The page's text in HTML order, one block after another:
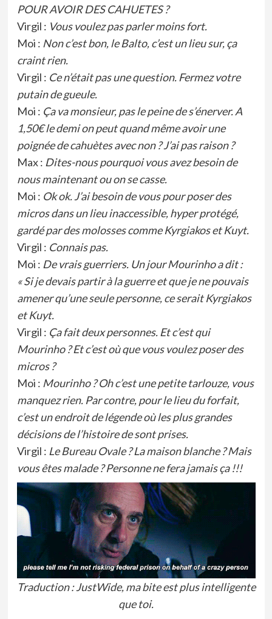
POUR AVOIR DES CAHUETES ?
Virgil : Vous voulez pas parler moins fort.
Moi : Non c’est bon, le Balto, c’est un lieu sur, ça
craint rien.
Virgil : Ce n’était pas une question. Fermez votre
putain de gueule.
Moi : Ça va monsieur, pas le peine de s’énerver. A
1,50€ le demi on peut quand même avoir une
poignée de cahuètes avec non ? J’ai pas raison ?
Max : Dites-nous pourquoi vous avez besoin de
nous maintenant ou on se casse.
Moi : Ok ok. J’ai besoin de vous pour poser des
micros dans un lieu inaccessible, hyper protégé,
gardé par des molosses comme Kyrgiakos et Kuyt.
Virgil : Connais pas.
Moi : De vrais guerriers. Un jour Mourinho a dit :
« Si je devais partir à la guerre et que je ne pouvais
amener qu’une seule personne, ce serait Kyrgiakos
et Kuyt.
Virgil : Ça fait deux personnes. Et c’est qui
Mourinho ? Et c’est où que vous voulez poser des
micros ?
Moi : Mourinho ? Oh c’est une petite tarlouze, vous
manquez rien. Par contre, pour le lieu du forfait,
c’est un endroit de légende où les plus grandes
décisions de l’histoire de sont prises.
Virgil : Le Bureau Ovale ? La maison blanche ? Mais
vous êtes malade ? Personne ne fera jamais ça !!!
Traduction : JustWide, ma bite est plus intelligente
que toi.